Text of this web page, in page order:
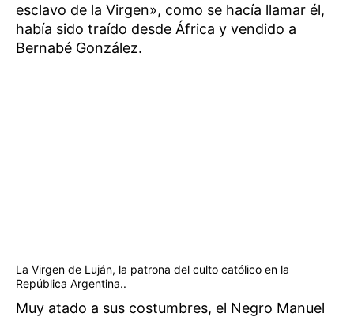
esclavo de la Virgen», como se hacía llamar él,
había sido traído desde África y vendido a
Bernabé González.
La Virgen de Luján, la patrona del culto católico en la
República Argentina..
Muy atado a sus costumbres, el Negro Manuel